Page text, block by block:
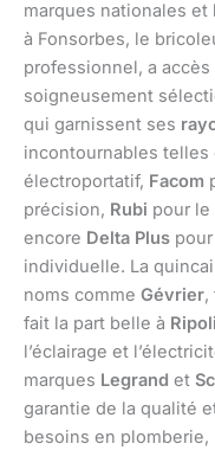
marques nationales et
à Fonsorbes, le
professionnel, a
soigneusement
qui garnissent ses
incontournables telles
électroportatif, Facom
précision, Rubi pour le
encore Delta Plus
individuelle. La
noms comme Gévrier,
fait la part belle à
l’éclairage et
marques Legrand et
garantie de la qualité
besoins en plomberie,